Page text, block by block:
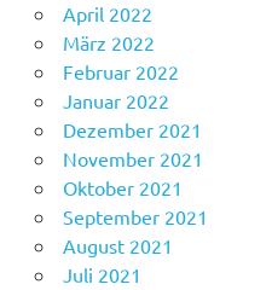
April 2022
März 2022
Februar 2022
Januar 2022
Dezember 2021
November 2021
Oktober 2021
September 2021
August 2021
Juli 2021